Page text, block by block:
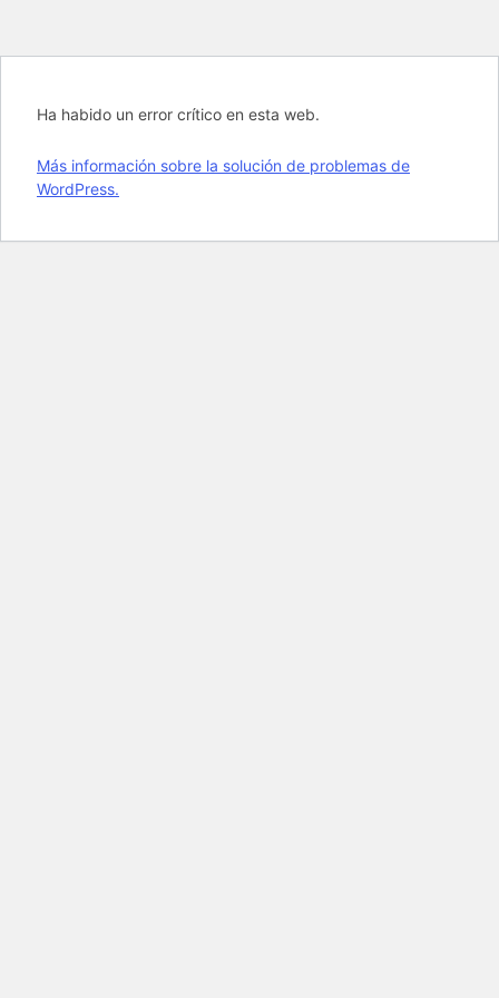
Ha habido un error crítico en esta web.
Más información sobre la solución de problemas de
WordPress.